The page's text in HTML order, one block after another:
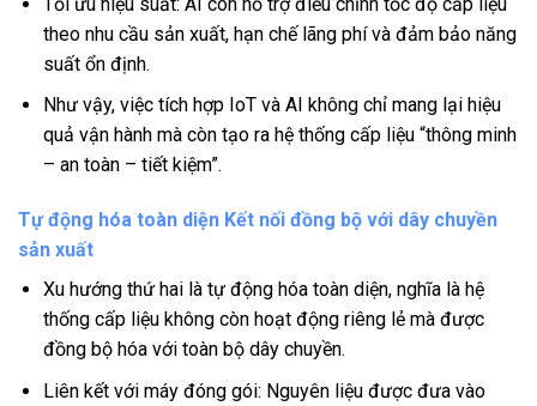
theo nhu cầu sản xuất, hạn chế lãng phí và đảm bảo năng
suất ổn định.
Như vậy, việc tích hợp IoT và AI không chỉ mang lại hiệu
quả vận hành mà còn tạo ra hệ thống cấp liệu “thông minh
– an toàn – tiết kiệm”.
Tự động hóa toàn diện Kết nối đồng bộ với dây chuyền
sản xuất
Xu hướng thứ hai là tự động hóa toàn diện, nghĩa là hệ
thống cấp liệu không còn hoạt động riêng lẻ mà được
đồng bộ hóa với toàn bộ dây chuyền.
Liên kết với máy đóng gói: Nguyên liệu được đưa vào